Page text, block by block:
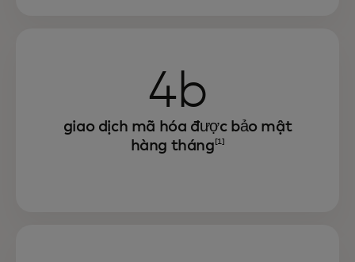
4b
giao dịch mã hóa được bảo mật
hàng tháng [1]